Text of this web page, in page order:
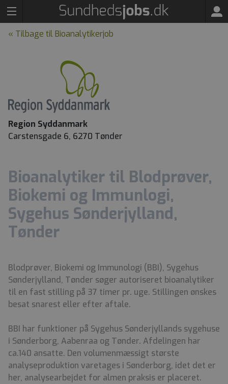
« Tilbage til Bioanalytikerjob
Region Syddanmark
Carstensgade 6, 6270 Tønder
Bioanalytiker til Blodprøver,
Biokemi og Immunlogi,
Sygehus Sønderjylland,
Tønder
Blodprøver, Biokemi og Immunologi (BBI), Sygehus
Sønderjylland, Tønder søger autoriseret bioanalytiker
til en fast stilling på 37 timer pr. uge. Stillingen ønskes
besat snarest eller efter aftale.
BBI har funktioner på Sygehus Sønderjyllands sygehuse
i Sønderborg, Aabenraa og Tønder. Afdelingen har
ca.140 ansatte. Den volumenmæssigt største
analyseproduktion varetages i Sønderborg, idet det er
her, analysearbejdet for almen praksis er placeret.